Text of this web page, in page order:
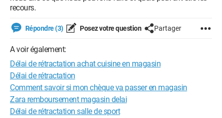
recours.
Répondre (3) Posez votre question Partager
A voir également:
Délai de rétractation achat cuisine en magasin
Délai de rétractation
Comment savoir si mon chèque va passer en magasin
Zara remboursement magasin delai
Délai de rétractation salle de sport